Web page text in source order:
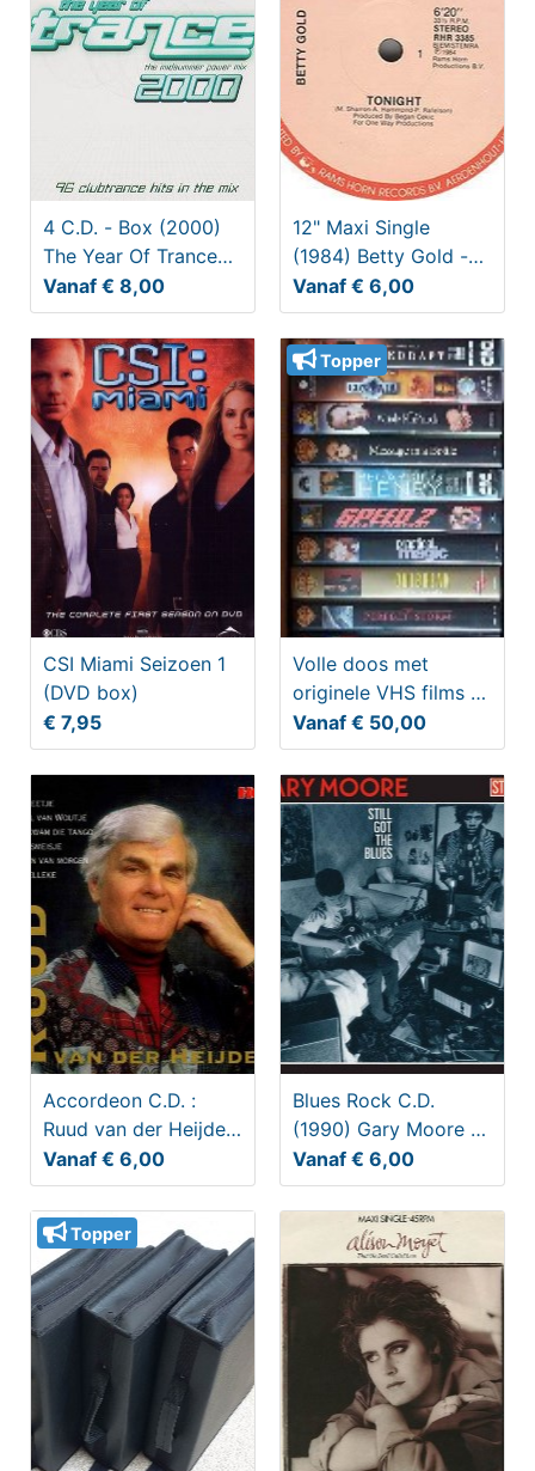
4 C.D. - Box (2000)
The Year Of Trance
The Midsummer
Power M
Vanaf € 8,00
12" Maxi Single
(1984) Betty Gold -
TONIGHT (6:20)
Vanaf € 6,00
CSI Miami Seizoen 1
(DVD box)
€ 7,95
Topper
Volle doos met
originele VHS films /
videobanden
Vanaf € 50,00
Accordeon C.D. :
Ruud van der Heijden
- Ruud van der
Heijden
Vanaf € 6,00
Blues Rock C.D.
(1990) Gary Moore -
Still got the Blues
Vanaf € 6,00
Topper